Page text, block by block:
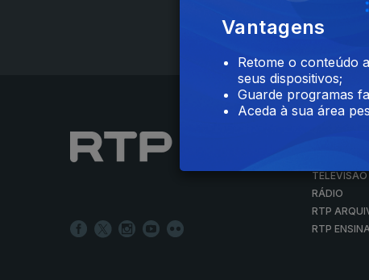
TELEVISÃO
RÁDIO
RTP
RTP
Vantagens
Retome o conteúdo
seus dispositivos;
Guarde programas
Aceda à sua área